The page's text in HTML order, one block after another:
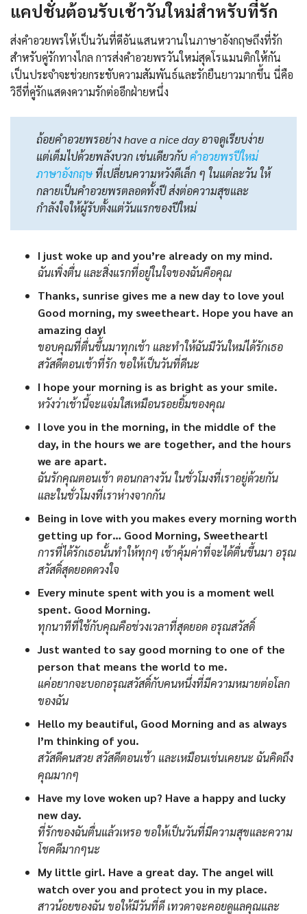
แคปชั่นต้อนรับเช้าวันใหม่สำหรับที่รัก
ส่งคำอวยพรให้เป็นวันที่ดีอันแสนหวานในภาษาอังกฤษถึงที่รัก
สำหรับคู่รักทางไกล การส่งคำอวยพรวันใหม่สุดโรแมนติกให้กัน
เป็นประจำจะช่วยกระชับความสัมพันธ์และรักยืนยาวมากขึ้น นี่คือ
วิธีที่คู่รักแสดงความรักต่ออีกฝ่ายหนึ่ง
ถ้อยคำอวยพรอย่าง have a nice day อาจดูเรียบง่าย
แต่เต็มไปด้วยพลังบวก เช่นเดียวกับ คําอวยพรปีใหม่
ภาษาอังกฤษที่เปลี่ยนความหวังดีเล็ก ๆ ในแต่ละวัน ให้
กลายเป็นคำอวยพรตลอดทั้งปี ส่งต่อความสุขและ
กำลังใจให้ผู้รับตั้งแต่วันแรกของปีใหม่
I just woke up and you’re already on my mind.
ฉันเพิ่งตื่น และสิ่งแรกที่อยู่ในใจของฉันคือคุณ
Thanks, sunrise gives me a new day to love you!
Good morning, my sweetheart. Hope you have an
amazing day!
ขอบคุณที่ตื่นขึ้นมาทุกเช้า และทำให้ฉันมีวันใหม่ได้รักเธอ
สวัสดีตอนเช้าที่รัก ขอให้เป็นวันที่ดีนะ
I hope your morning is as bright as your smile.
หวังว่าเช้านี้จะแจ่มใสเหมือนรอยยิ้มของคุณ
I love you in the morning, in the middle of the
day, in the hours we are together, and the hours
we are apart.
ฉันรักคุณตอนเช้า ตอนกลางวัน ในชั่วโมงที่เราอยู่ด้วยกัน
และในชั่วโมงที่เราห่างจากกัน
Being in love with you makes every morning worth
getting up for… Good Morning, Sweetheart!
การที่ได้รักเธอนั้นทำให้ทุกๆ เช้าคุ้มค่าที่จะได้ตื่นขึ้นมา อรุณ
สวัสดิ์สุดยอดดวงใจ
Every minute spent with you is a moment well
spent. Good Morning.
ทุกนาทีที่ใช้กับคุณคือช่วงเวลาที่สุดยอด อรุณสวัสดิ์
Just wanted to say good morning to one of the
person that means the world to me.
แค่อยากจะบอกอรุณสวัสดิ์กับคนหนึ่งที่มีความหมายต่อโลก
ของฉัน
Hello my beautiful, Good Morning and as always
I’m thinking of you.
สวัสดีคนสวย สวัสดีตอนเช้า และเหมือนเช่นเคยนะ ฉันคิดถึง
คุณมากๆ
Have my love woken up? Have a happy and lucky
new day.
ที่รักของฉันตื่นแล้วเหรอ ขอให้เป็นวันที่มีความสุขและความ
โชคดีมากๆนะ
My little girl. Have a great day. The angel will
watch over you and protect you in my place.
สาวน้อยของฉัน ขอให้มีวันที่ดี เทวดาจะคอยดูแลคุณและ